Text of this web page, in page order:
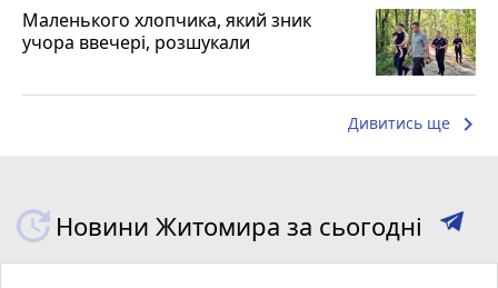
Маленького хлопчика, який зник
учора ввечері, розшукали
Дивитись ще keyboard_arrow_right
Новини Житомира за сьогодні